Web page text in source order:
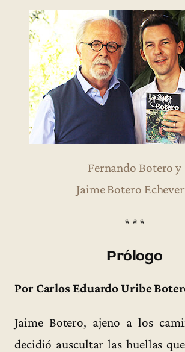
Fernando Botero y
Jaime Botero
* * *
Prólogo
Por Carlos Eduardo Uribe
Jaime Botero, ajeno a los
decidió auscultar las huellas